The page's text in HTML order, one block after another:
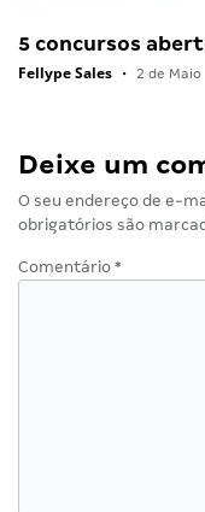
5 concursos
Fellype Sales • 2 de Maio
Deixe um
O seu endereço de e-
obrigatórios são
Comentário *